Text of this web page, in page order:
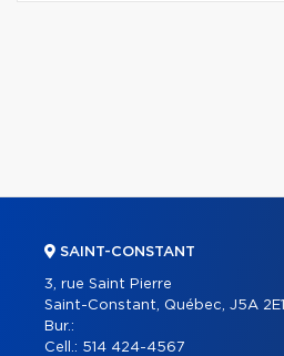
SAINT-CONSTANT
3, rue Saint Pierre
Saint-Constant, Québec, J5A 2E1
Bur.:
Cell.: 514 424-4567